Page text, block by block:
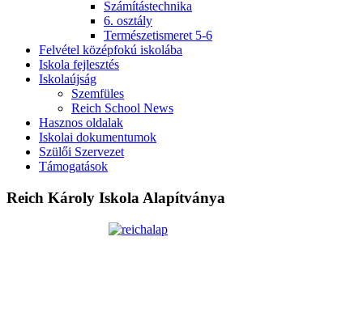
Számítástechnika
6. osztály
Természetismeret 5-6
Felvétel középfokú iskolába
Iskola fejlesztés
Iskolaújság
Szemfüles
Reich School News
Hasznos oldalak
Iskolai dokumentumok
Szülői Szervezet
Támogatások
Reich Károly Iskola Alapítványa